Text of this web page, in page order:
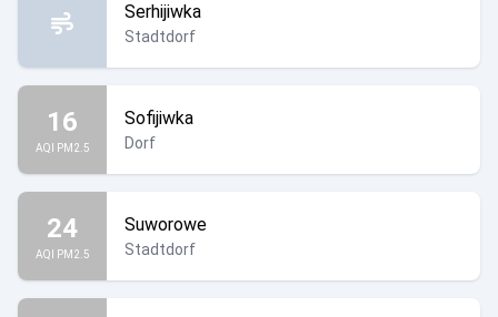
Serhijiwka
Stadtdorf
16
AQI PM2.5
Sofijiwka
Dorf
24
AQI PM2.5
Suworowe
Stadtdorf